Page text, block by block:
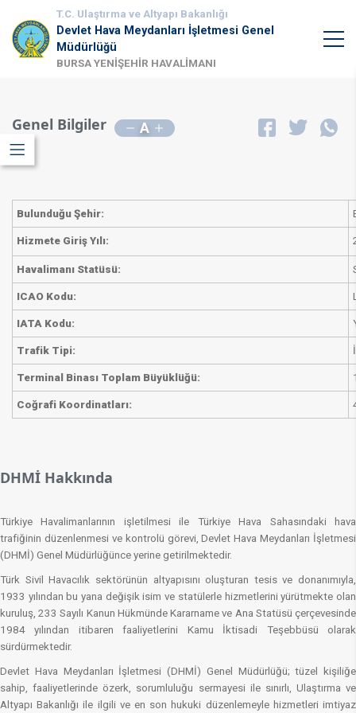
T.C. Ulaştırma ve Altyapı Bakanlığı
Devlet Hava Meydanları İşletmesi Genel
Müdürlüğü
BURSA YENİŞEHİR HAVALİMANI
Genel Bilgiler A
Bulunduğu Şehir:
​Hizmete Giriş Yılı:
​Havalimanı Statüsü:
ICAO Kodu:
IATA Kodu:
Trafik Tipi:
​Terminal Binası Toplam Büyüklüğü:
​Coğrafi Koordinatları:
DHMİ Hakkında
Türkiye Havalimanlarının işletilmesi ile Türkiye Hava Sahasındaki hava
trafiğinin düzenlenmesi ve kontrolü görevi, Devlet Hava Meydanları İşletmesi
(DHMİ) Genel Müdürlüğünce yerine getirilmektedir.
Türk Sivil Havacılık sektörünün altyapısını oluşturan tesis ve donanımıyla,
1933 yılından bu yana değişik isim ve statülerle hizmetlerini yürütmekte olan
kuruluş, 233 Sayılı Kanun Hükmünde Kararname ve Ana Statüsü çerçevesinde
1984 yılından itibaren faaliyetlerini Kamu İktisadi Teşebbüsü olarak
sürdürmektedir.​
Devlet Hava Meydanları İşletmesi (DHMİ) Genel Müdürlüğü; tüzel kişiliğe
sahip, faaliyetlerinde özerk, sorumluluğu sermayesi ile sınırlı, Ulaştırma ve
Altyapı Bakanlığı ile ilgili ve en son hukuki düzenlemeyle hizmetleri imtiyaz